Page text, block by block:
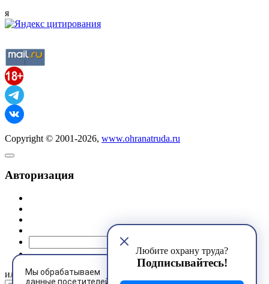
Мы обрабатываем
данные посетителей
Любите охрану труда?
Подписывайтесь!
я
Copyright © 2001-2026, www.ohranatruda.ru
Авторизация
или